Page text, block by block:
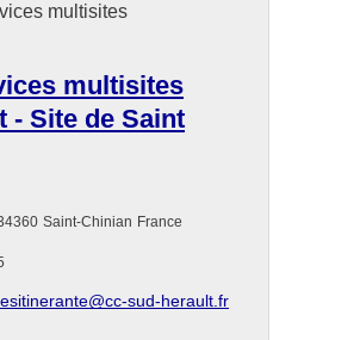
multisites
- Site de Saint
Saint-Chinian France
sud-herault.fr
multisites